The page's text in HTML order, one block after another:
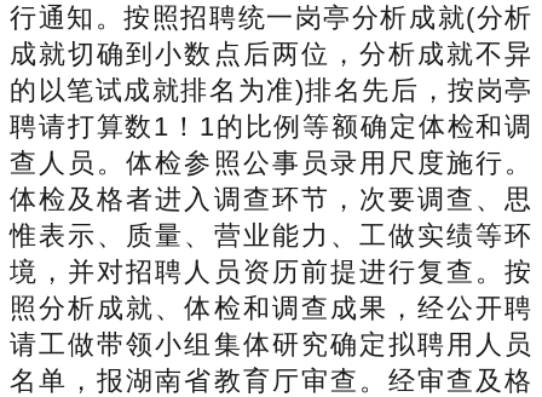
行通知。按照招聘统一岗亭分析成就(分析
成就切确到小数点后两位，分析成就不异
的以笔试成就排名为准)排名先后，按岗亭
聘请打算数1！1的比例等额确定体检和调
查人员。体检参照公事员录用尺度施行。
体检及格者进入调查环节，次要调查、思
惟表示、质量、营业能力、工做实绩等环
境，并对招聘人员资历前提进行复查。按
照分析成就、体检和调查成果，经公开聘
请工做带领小组集体研究确定拟聘用人员
名单，报湖南省教育厅审查。经审查及格